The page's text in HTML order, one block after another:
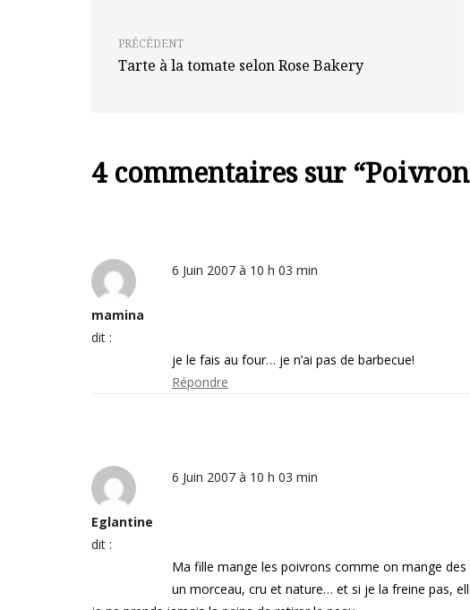
PRÉCÉDENT
Tarte à la tomate selon Rose Bakery
4 commentaires sur “
mamina
dit :
6 Juin 2007 à 10 h 03 min
je le fais au four… je n’ai pas de barbecue!
Répondre
Eglantine
dit :
6 Juin 2007 à 10 h 03 min
Ma fille mange les poivrons comme on mange des
un morceau, cru et nature… et si je la freine pas,